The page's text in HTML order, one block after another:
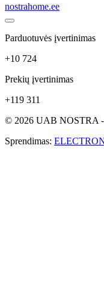
nostrahome.ee
Parduotuvės įvertinimas
+10 724
Prekių įvertinimas
+119 311
© 2026 UAB NOSTRA -
Sprendimas: